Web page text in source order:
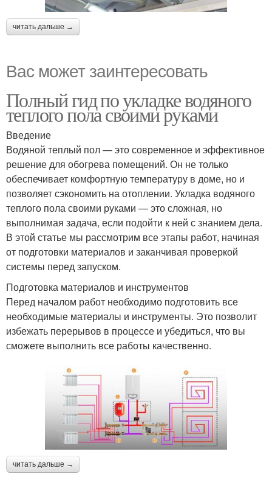
читать дальше →
Вас может заинтересовать
Полный гид по укладке водяного
теплого пола своими руками
Введение
Водяной теплый пол — это современное и эффективное
решение для обогрева помещений. Он не только
обеспечивает комфортную температуру в доме, но и
позволяет сэкономить на отоплении. Укладка водяного
теплого пола своими руками — это сложная, но
выполнимая задача, если подойти к ней с знанием дела.
В этой статье мы рассмотрим все этапы работ, начиная
от подготовки материалов и заканчивая проверкой
системы перед запуском.
Подготовка материалов и инструментов
Перед началом работ необходимо подготовить все
необходимые материалы и инструменты. Это позволит
избежать перерывов в процессе и убедиться, что вы
сможете выполнить все работы качественно.
читать дальше →